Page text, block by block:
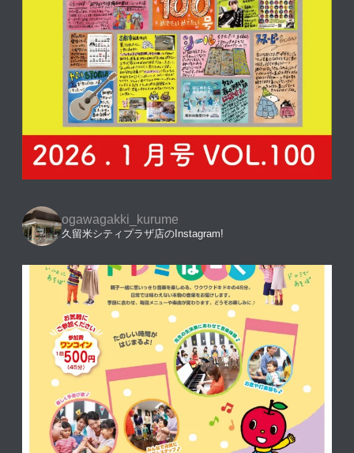
ogawagakki_kurume
久留米シティプラザ店のInstagram!